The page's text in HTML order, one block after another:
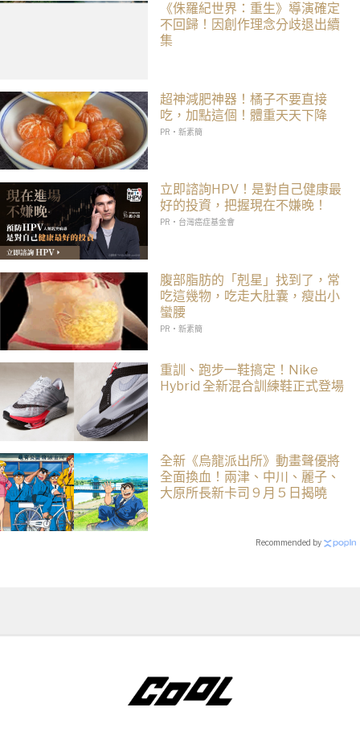
《侏羅紀世界：重生》導演確定
不回歸！因創作理念分歧退出續
集
超神減肥神器！橘子不要直接
吃，加點這個！體重天天下降
PR・新素簡
立即諮詢HPV！是對自己健康最
好的投資，把握現在不嫌晚！
PR・台灣癌症基金會
腹部脂肪的「剋星」找到了，常
吃這幾物，吃走大肚囊，瘦出小
蠻腰
PR・新素簡
重訓、跑步一鞋搞定！Nike
Hybrid 全新混合訓練鞋正式登場
全新《烏龍派出所》動畫聲優將
全面換血！兩津、中川、麗子、
大原所長新卡司 9 月 5 日揭曉
Recommended by